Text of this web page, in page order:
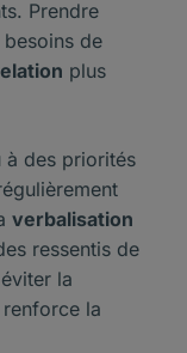
Prendre
de
plus
à des priorités
verbalisation
ressentis de
la
la